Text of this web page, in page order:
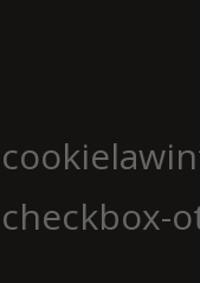
checkbox-